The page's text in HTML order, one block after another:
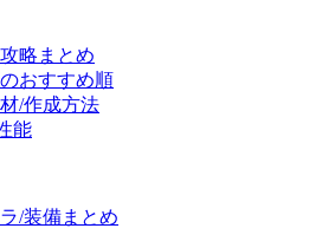
略まとめ
おすすめ順
/作成方法
能
/装備まとめ